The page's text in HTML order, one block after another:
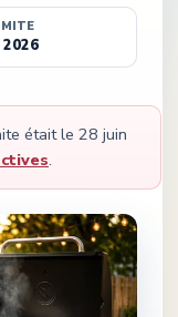
était le 28 juin
.